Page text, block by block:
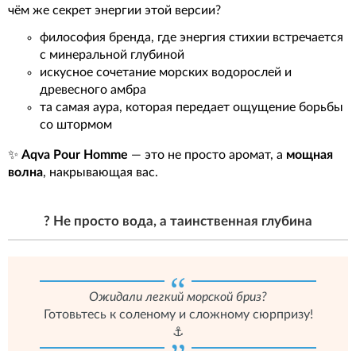
чём же секрет энергии этой версии?
философия бренда, где энергия стихии встречается
с минеральной глубиной
искусное сочетание морских водорослей и
древесного амбра
та самая аура, которая передает ощущение борьбы
со штормом
✨ Aqva Pour Homme — это не просто аромат, а мощная
волна, накрывающая вас.
? Не просто вода, а таинственная глубина
Ожидали легкий морской бриз?
Готовьтесь к соленому и сложному сюрпризу!
⚓